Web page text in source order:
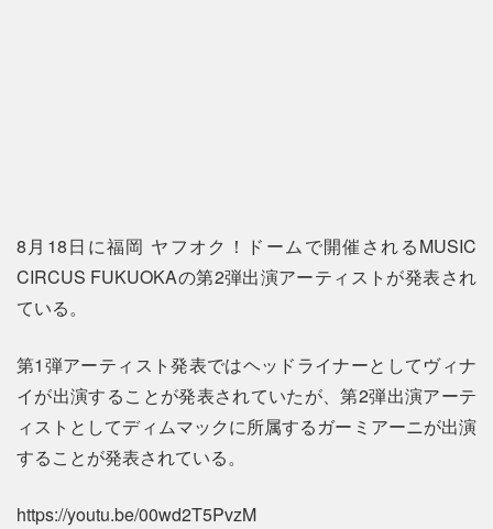
8月18日に福岡 ヤフオク！ドームで開催されるMUSIC
CIRCUS FUKUOKAの第2弾出演アーティストが発表され
ている。
第1弾アーティスト発表ではヘッドライナーとしてヴィナ
イが出演することが発表されていたが、第2弾出演アーテ
ィストとしてディムマックに所属するガーミアーニが出演
することが発表されている。
https://youtu.be/00wd2T5PvzM